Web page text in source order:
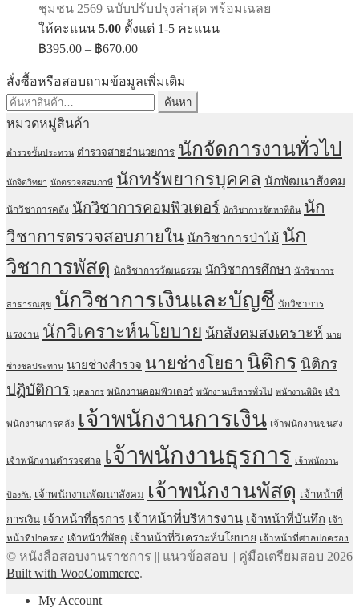
ชุมชน 2569 ฉบับปรับปรุงล่าสุด พร้อมเฉลย
ให้คะแนน 5.00 ตั้งแต่ 1-5 คะแนน
฿395.00 – ฿670.00Price
฿395.00
through
฿670.00
สั่งซื้อหรือสอบถามข้อมูลเพิ่มเติม
ค้นหา:
ค้นหา
หมวดหมู่สินค้า
ตำรวจชั้นประทวน ตำรวจสายอำนวยการ นักจัดการงานทั่วไป
นักจิตวิทยา นักตรวจสอบภาษี นักทรัพยากรบุคคล นักพัฒนาสังคม
นักวิชาการคลัง นักวิชาการคอมพิวเตอร์ นักวิชาการจัดหาที่ดิน นัก
วิชาการตรวจสอบภายใน นักวิชาการป่าไม้ นัก
วิชาการพัสดุ นักวิชาการวัฒนธรรม นักวิชาการศึกษา นักวิชาการ
สาธารณสุข นักวิชาการเงินและบัญชี นักวิชาการ
แรงงาน นักวิเคราะห์นโยบาย นักสังคมสงเคราะห์ นาย
ช่างชลประทาน นายช่างสำรวจ นายช่างโยธา นิติกร นิติกร
ปฏิบัติการ บุคลากร พนักงานคอมพิวเตอร์ พนักงานบริหารทั่วไป พนักงานพินิจ เจ้า
พนักงานการคลัง เจ้าพนักงานการเงิน เจ้าพนักงานขนส่ง
เจ้าพนักงานตำรวจศาล เจ้าพนักงานธุรการ เจ้าพนักงาน
ป้องกัน เจ้าพนักงานพัฒนาสังคม เจ้าพนักงานพัสดุ เจ้าหน้าที่
การเงิน เจ้าหน้าที่ธุรการ เจ้าหน้าที่บริหารงาน เจ้าหน้าที่บันทึก เจ้า
หน้าที่ปกครอง เจ้าหน้าที่พัสดุ เจ้าหน้าที่วิเคราะห์นโยบาย เจ้าหน้าที่ศาลปกครอง
© หนังสือสอบงานราชการ || แนวข้อสอบ || คู่มือเตรียมสอบ 2026
Built with WooCommerce.
My Account